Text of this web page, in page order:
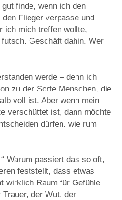
finde, wenn ich den
Flieger verpasse und
ich mich treffen wollte,
Geschäft dahin. Wer
werde – denn ich
zu der Sorte Menschen, die
voll ist. Aber wenn mein
verschüttet ist, dann möchte
dürfen, wie rum
Warum passiert das so oft,
feststellt, dass etwas
wirklich Raum für Gefühle
der Wut, der